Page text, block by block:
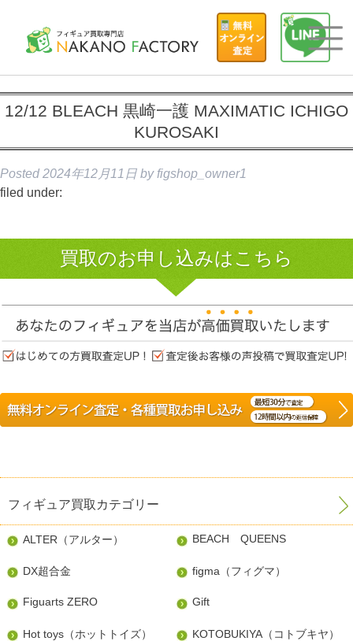
12/12 BLEACH 黒崎一護 MAXIMATIC ICHIGO
KUROSAKI
Posted 2024年12月11日 by figshop_owner1
filed under:
買取のお申し込みはこちら
フィギュア買取カテゴリー
ALTER（アルター） BEACH QUEENS
DX超合金 figma（フィグマ）
Figuarts ZERO Gift
Hot toys（ホットトイズ） KOTOBUKIYA（コトブキヤ）